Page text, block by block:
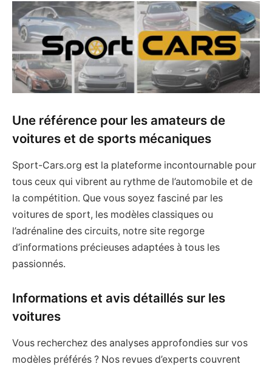
Une référence pour les amateurs de
voitures et de sports mécaniques
Sport-Cars.org est la plateforme incontournable pour
tous ceux qui vibrent au rythme de l’automobile et de
la compétition. Que vous soyez fasciné par les
voitures de sport, les modèles classiques ou
l’adrénaline des circuits, notre site regorge
d’informations précieuses adaptées à tous les
passionnés.
Informations et avis détaillés sur les
voitures
Vous recherchez des analyses approfondies sur vos
modèles préférés ? Nos revues d’experts couvrent